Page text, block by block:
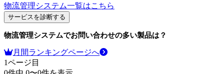
物流管理システム一覧はこちら
サービスを診断する
物流管理システムでお問い合わせの多い製品は？
月間ランキングページへ
1ページ目